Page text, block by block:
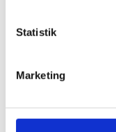
Statistik
Marketing
Nakskov, 4900 +